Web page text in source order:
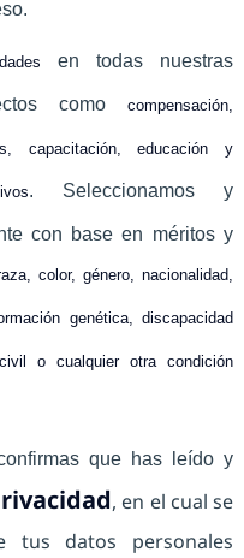
en todas nuestras
comocompensación,
capacitación, educación y
. Seleccionamos y
con base en méritos y
color, género, nacionalidad,
genética, discapacidad
o cualquier otra condición
que has leído y
, en el cual se
tus datos personales